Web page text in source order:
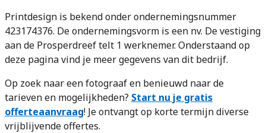
Printdesign is bekend onder ondernemingsnummer
423174376. De ondernemingsvorm is een nv. De vestiging
aan de Prosperdreef telt 1 werknemer. Onderstaand op
deze pagina vind je meer gegevens van dit bedrijf.
Op zoek naar een fotograaf en benieuwd naar de
tarieven en mogelijkheden? Start nu je gratis
offerteaanvraag! Je ontvangt op korte termijn diverse
vrijblijvende offertes.